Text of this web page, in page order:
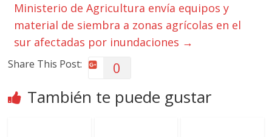
Ministerio de Agricultura envía equipos y
material de siembra a zonas agrícolas en el
sur afectadas por inundaciones →
Share This Post: 0
También te puede gustar